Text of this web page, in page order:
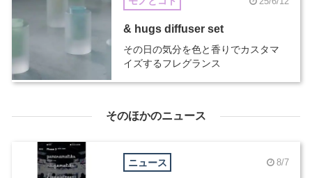
& hugs diffuser set
その日の気分を色と香りでカスタマ
イズするフレグランス
そのほかのニュース
ニュース 8/7